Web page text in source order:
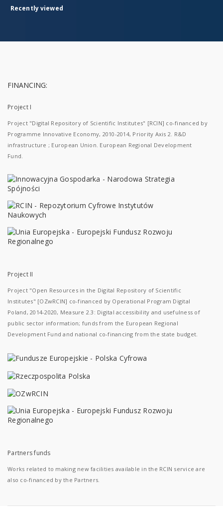
Recently viewed
FINANCING:
Project I
Project "Digital Repository of Scientific Institutes" [RCIN] co-financed by
Programme Innovative Economy, 2010-2014, Priority Axis 2. R&D
infrastructure ; European Union. European Regional Development
Fund.
Project II
Project "Open Resources in the Digital Repository of Scientific
Institutes" [OZwRCIN] co-financed by Operational Program Digital
Poland, 2014-2020, Measure 2.3: Digital accessibility and usefulness of
public sector information; funds from the European Regional
Development Fund and national co-financing from the state budget.
Partners funds
Works related to making new facilities available in the RCIN service are
also co-financed by the Partners.